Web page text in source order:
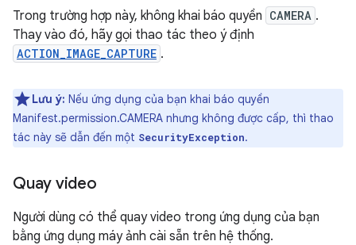
Trong trường hợp này, không khai báo quyền CAMERA .
Thay vào đó, hãy gọi thao tác theo ý định
ACTION_IMAGE_CAPTURE .
Lưu ý: Nếu ứng dụng của bạn khai báo quyền
Manifest.permission.CAMERA nhưng không được cấp, thì thao
tác này sẽ dẫn đến một SecurityException.
Quay video
Người dùng có thể quay video trong ứng dụng của bạn
bằng ứng dụng máy ảnh cài sẵn trên hệ thống.